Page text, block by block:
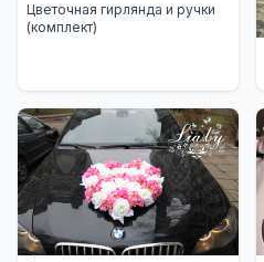
Цветочная гирлянда и ручки
(комплект)